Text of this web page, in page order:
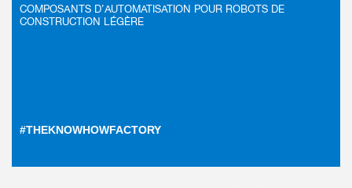
COMPOSANTS D’AUTOMATISATION POUR ROBOTS DE
CONSTRUCTION LÉGÈRE
#THEKNOWHOWFACTORY